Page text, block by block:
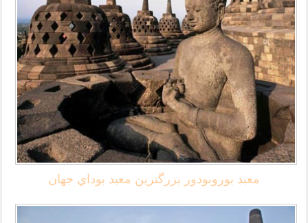
معبد بوروبودور بزرگترين معبد بوداي جهان